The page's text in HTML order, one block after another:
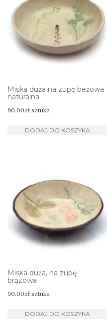
Miska duża na zupę beżowa
naturalna
90.00zł sztuka
DODAJ DO KOSZYKA
Miska duża, na zupę
brązowa
90.00zł sztuka
DODAJ DO KOSZYKA